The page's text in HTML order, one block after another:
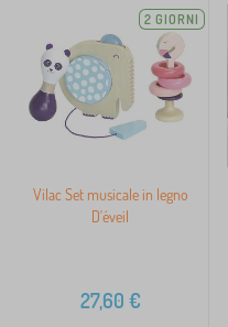
2 GIORNI
Vilac Set musicale in legno
D'éveil
27,60 €